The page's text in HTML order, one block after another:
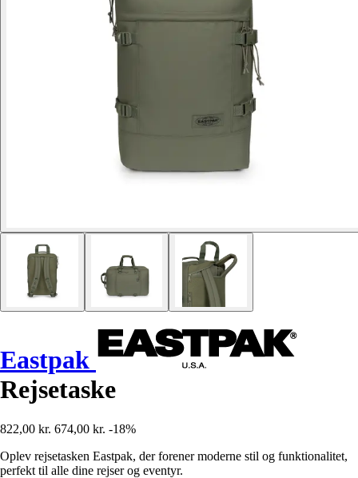
Eastpak
Rejsetaske
822,00 kr. 674,00 kr. -18%
Oplev rejsetasken Eastpak, der forener moderne stil og funktionalitet,
perfekt til alle dine rejser og eventyr.